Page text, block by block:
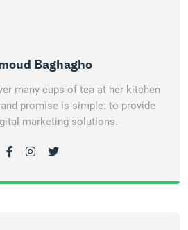
Baghagho
many cups of tea at her kitchen
promise is simple: to provide
marketing solutions.